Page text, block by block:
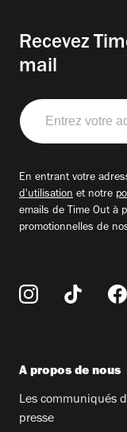
Recevez
mail
Entrez
votre
adresse
En entrant votre
d'utilisation et notre
emails de Time Out à
promotionnelles de
A propos de nous
Les communiqués
presse